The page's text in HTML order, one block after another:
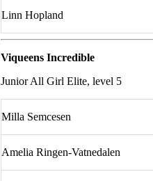
Linn Hopland
Viqueens Incredible
Junior All Girl Elite, level 5
Milla Semcesen
Amelia Ringen-Vatnedalen